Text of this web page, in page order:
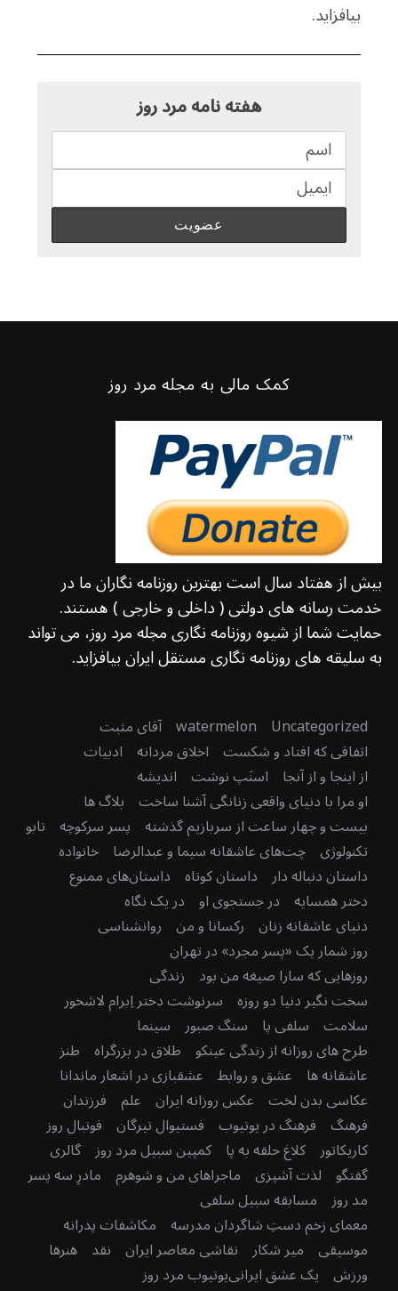
بیافزاید.
هفته نامه مرد روز
کمک مالی به مجله مرد روز
بیش از هفتاد سال است بهترین روزنامه نگاران ما در
خدمت رسانه های دولتی ( داخلی و خارجی ) هستند.
حمایت شما از شیوه روزنامه نگاری مجله مرد روز، می تواند
به سلیقه های روزنامه نگاری مستقل ایران بیافزاید.
Uncategorized
watermelon آقای مثبت
اتفاقی که افتاد و شکست اخلاق مردانه ادبیات
از اینجا و از آنجا اسنَپ نوشت اندیشه
او مرا با دنیای واقعی زنانگی آشنا ساخت بلاگ ها
بیست و چهار ساعت از سربازیم گذشته پسر سرکوچه تابو
تکنولوژی چت‌های عاشقانه سیما و عبدالرضا خانواده
داستان دنباله دار داستان کوتاه داستان‌های ممنوع
دختر همسایه در جستجوی او در یک نگاه
دنیای عاشقانه زنان رکسانا و من روانشناسی
روز شمار یک «پسر مجرد» در تهران
روزهایی که سارا صیغه من بود زندگی
سخت نگیر دنیا دو روزه سرنوشت دختر اِبرام لاشخور
سلامت سلفی پا سنگ صبور سینما
طرح های روزانه از زندگی عینکو طلاق در بزرگراه طنز
عاشقانه ها عشق و روابط عشقبازی در اشعار ماندانا
عکاسی بدن لخت عکس روزانه ایران علم فرزندان
فرهنگ فرهنگ در یوتیوب فستیوال تیرگان فوتبال روز
کاریکاتور کلاغ حلقه به پا کمپین سبیل مرد روز گالری
گفتگو لذت آشپزی ماجراهای من و شوهرم مادرِ سه پسر
مد روز مسابقه سبیل سلفی
معمای زخم دستِ شاگردان مدرسه مکاشفات پدرانه
موسیقی میر شکار نقاشی معاصر ایران نقد هنرها
ورزش یک عشق ایرانییوتیوب مرد روز